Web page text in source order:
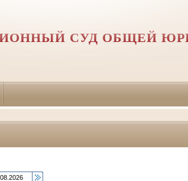
СУД ОБЩЕЙ